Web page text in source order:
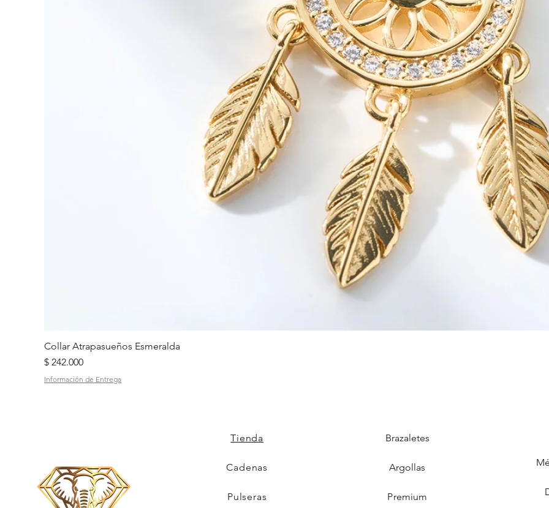
Collar Atrapasueños Esmeralda
Precio
$ 242.000
Información de Entrega
Tienda
Cadenas
Pulseras
Brazaletes
Argollas
Premium